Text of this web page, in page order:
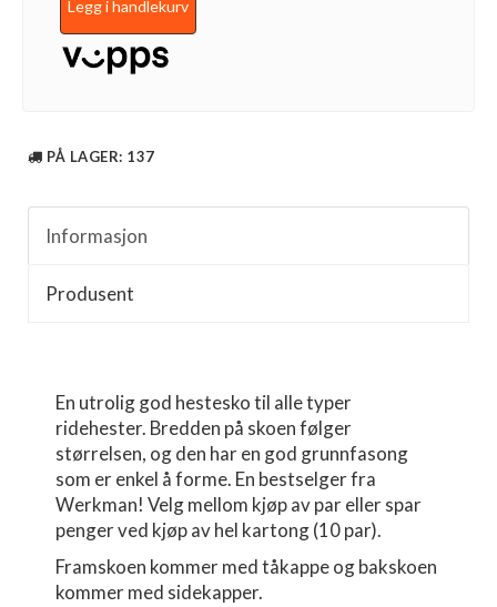
Legg i handlekurv
PÅ LAGER: 137
Informasjon
Produsent
En utrolig god hestesko til alle typer
ridehester. Bredden på skoen følger
størrelsen, og den har en god grunnfasong
som er enkel å forme. En bestselger fra
Werkman! Velg mellom kjøp av par eller spar
penger ved kjøp av hel kartong (10 par).
Framskoen kommer med tåkappe og bakskoen
kommer med sidekapper.